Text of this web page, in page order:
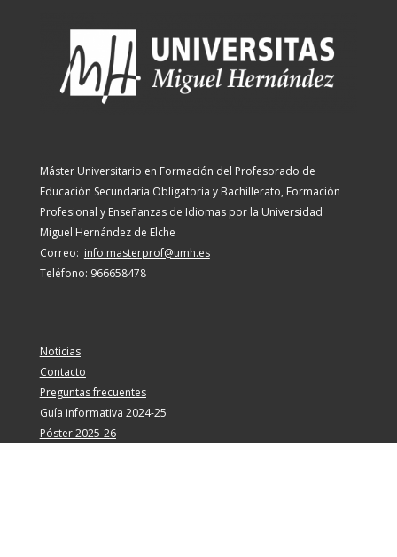
Máster Universitario en Formación del Profesorado de
Educación Secundaria Obligatoria y Bachillerato, Formación
Profesional y Enseñanzas de Idiomas por la Universidad
Miguel Hernández de Elche
Correo: info.masterprof@umh.es
Teléfono: 966658478
Noticias
Contacto
Preguntas frecuentes
Guía informativa 2024-25
Póster 2025-26